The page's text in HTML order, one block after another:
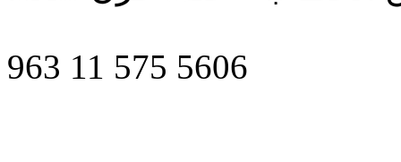
963 11 575 5606